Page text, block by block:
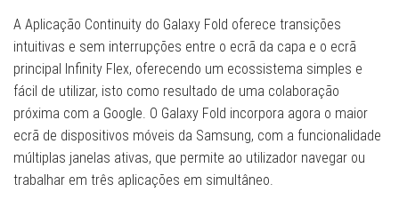
A Aplicação Continuity do Galaxy Fold oferece transições
intuitivas e sem interrupções entre o ecrã da capa e o ecrã
principal Infinity Flex, oferecendo um ecossistema simples e
fácil de utilizar, isto como resultado de uma colaboração
próxima com a Google. O Galaxy Fold incorpora agora o maior
ecrã de dispositivos móveis da Samsung, com a funcionalidade
múltiplas janelas ativas, que permite ao utilizador navegar ou
trabalhar em três aplicações em simultâneo.